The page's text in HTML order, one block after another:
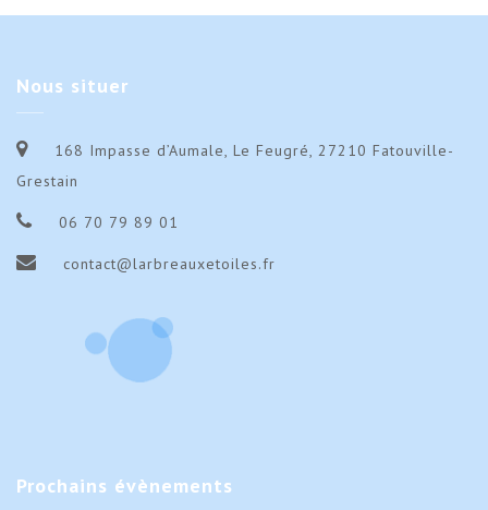
Nous situer
168 Impasse d’Aumale, Le Feugré, 27210 Fatouville-
Grestain
06 70 79 89 01
contact@larbreauxetoiles.fr
Prochains évènements